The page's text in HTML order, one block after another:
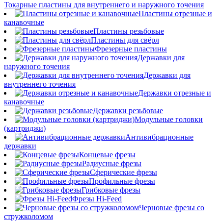
Токарные пластины для внутреннего и наружного точения
Пластины отрезные и
канавочные
Пластины резьбовые
Пластины для свёрл
Фрезерные пластины
Державки для
наружного точения
Державки для
внутреннего точения
Державки отрезные и
канавочные
Державки резьбовые
Модульные головки
(картриджи)
Антивибрационные
державки
Концевые фрезы
Радиусные фрезы
Сферические фрезы
Профильные фрезы
Грибковые фрезы
Фрезы Hi-Feed
Черновые фрезы со
стружколомом